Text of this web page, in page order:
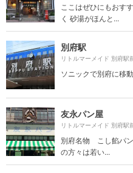
ここはぜひにもおす
く 砂湯がほんと...
別府駅
リトルマーメイド 別府駅
ソニックで別府に移
友永パン屋
リトルマーメイド 別府駅
別府名物 こし餡パ
の方々は若い...